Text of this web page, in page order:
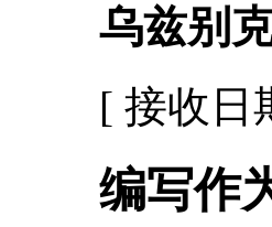
乌兹别
[ 接收日
编写作